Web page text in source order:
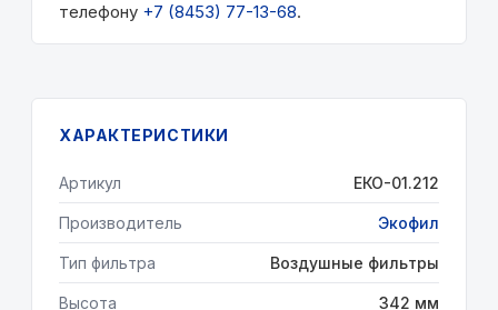
телефону +7 (8453) 77-13-68.
ХАРАКТЕРИСТИКИ
Артикул ЕКО-01.212
Производитель Экофил
Тип фильтра Воздушные фильтры
Высота 342 мм